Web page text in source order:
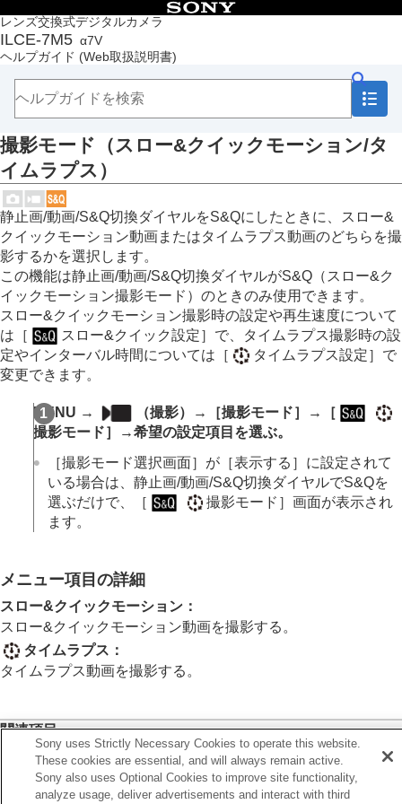
レンズ交換式デジタルカメラ
ILCE-7M5 α7V
ヘルプガイド (Web取扱説明書)
目次
トップページ
ヘルプガイドの使いかた
本体と付属品を確認する
本機の基本操作
準備/基本的な撮影
MENU一覧から機能を探す
撮影機能を活用する
この章の目次
撮影モードを選ぶ
おまかせオート
プログラムオート
絞り優先
シャッタースピード優先
マニュアル露出
バルブ撮影
BULBタイマー設定
オート/マニュアル切換設定
撮影モード（スロー&クイックモーション/タ
イムラプス）
メニュー操作で撮影モードを選ぶ（撮影モー
ド）
自分撮り動画やVlog撮影に便利な機能
フォーカス（ピント）を合わせる
露出/測光を調整する
ISO感度を選ぶ
ホワイトバランス
Log撮影の設定
画像に効果を加える
ドライブモードを使う（連写/セルフタイマー）
インターバル撮影機能
より高画質の静止画を撮影する
画質や記録形式を設定する
タッチ機能を使う
シャッターの設定
撮影モード （スロー&クイックモーション/タ
イムラプス）
静止画/動画/S&Q切換ダイヤルをS&Qにしたときに、スロー&
クイックモーション動画またはタイムラプス動画のどちらを撮
影するかを選択します。
この機能は静止画/動画/S&Q切換ダイヤルがS&Q（スロー&ク
イックモーション撮影モード）のときのみ使用できます。
スロー&クイックモーション撮影時の設定や再生速度について
は ［ スロー&クイック設定］ で、タイムラプス撮影時の設
定やインターバル時間については ［ タイムラプス設定］ で
変更できます。
MENU → （撮影）→ ［撮影モード］ →
［
撮影モード］
→希望の設定項目を選ぶ。
［撮影モード選択画面］ が ［表示する］ に設定されて
いる場合は、静止画/動画/S&Q切換ダイヤルでS&Qを
選ぶだけで、
［ 撮影モード］画面が表示され
ます。
メニュー項目の詳細
スロー&クイックモーション：
スロー&クイックモーション動画を撮影する。
タイムラプス ：
タイムラプス動画を撮影する。
関連項目
スロー&クイック設定
タイムラプス設定
Sony uses Strictly Necessary Cookies to operate this website.
These cookies are essential, and will always remain active.
Sony also uses Optional Cookies to improve site functionality,
analyze usage, deliver advertisements and interact with third